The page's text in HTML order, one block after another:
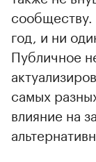
год, и ни
Публичное
самых
влияние на